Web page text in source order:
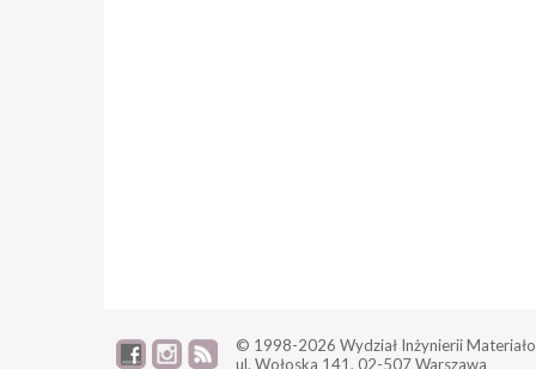
© 1998-2026 Wydział Inżynierii
ul. Wołoska 141, 02-507 Warszawa